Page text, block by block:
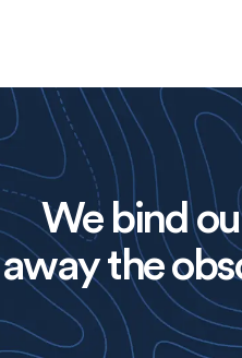
We bind
away the